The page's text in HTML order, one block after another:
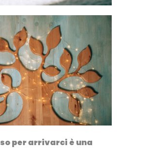
per arrivarci è una